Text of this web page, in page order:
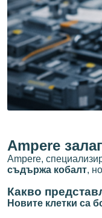
Ampere
Ampere,
съдържа кобалт,
Какво
Новите клетки са